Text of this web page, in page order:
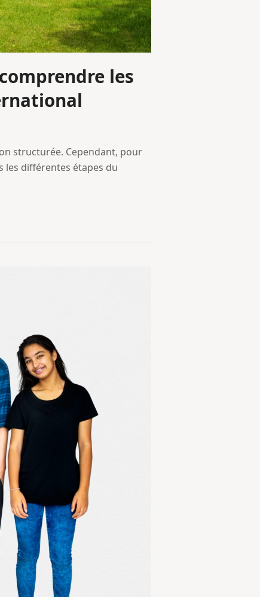
les
structurée. Cependant, pour
les différentes étapes du